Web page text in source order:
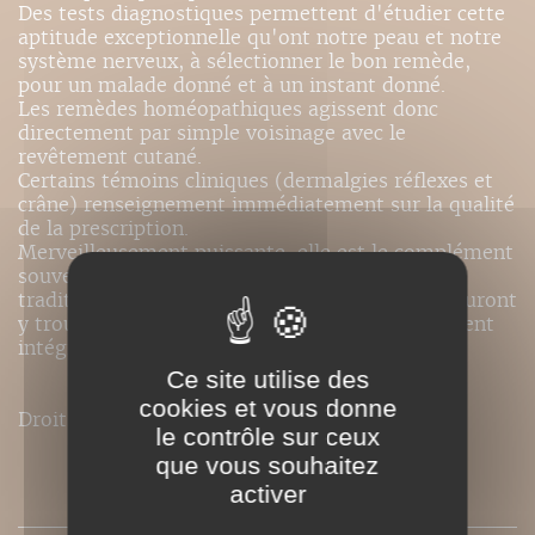
Des tests diagnostiques permettent d'étudier cette
aptitude exceptionnelle qu'ont notre peau et notre
système nerveux, à sélectionner le bon remède,
pour un malade donné et à un instant donné.
Les remèdes homéopathiques agissent donc
directement par simple voisinage avec le
revêtement cutané.
Certains témoins cliniques (dermalgies réflexes et
crâne) renseignement immédiatement sur la qualité
de la prescription.
Merveilleusement puissante, elle est le complément
souvent indispensable à l'homéopathie
traditionnelle et les praticiens homéopathes sauront
y trouver des techniques standardisées facilement
intégrables à leur pratique personnelle.
Droits de traduction disponibles pour ce titre.
SOMMAIRE
Ce site utilise des
cookies et vous donne
le contrôle sur ceux
que vous souhaitez
activer